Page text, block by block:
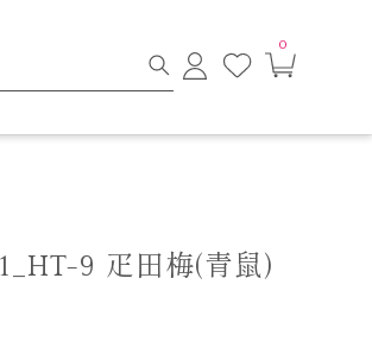
ロ
グ
お
0
9 疋田梅(青鼠)